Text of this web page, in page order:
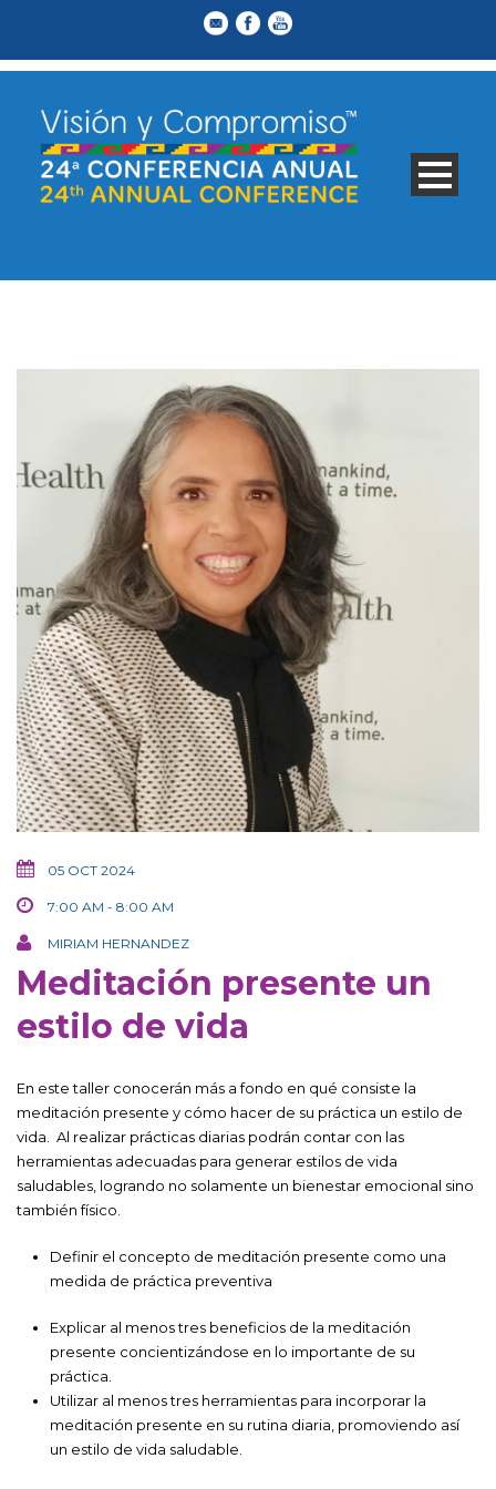
05 OCT 2024
7:00 AM - 8:00 AM
MIRIAM HERNANDEZ
Meditación presente un
estilo de vida
En este taller conocerán más a fondo en qué consiste la
meditación presente y cómo hacer de su práctica un estilo de
vida. Al realizar prácticas diarias podrán contar con las
herramientas adecuadas para generar estilos de vida
saludables, logrando no solamente un bienestar emocional sino
también físico.
Definir el concepto de meditación presente como una
medida de práctica preventiva
Explicar al menos tres beneficios de la meditación
presente concientizándose en lo importante de su
práctica.
Utilizar al menos tres herramientas para incorporar la
meditación presente en su rutina diaria, promoviendo así
un estilo de vida saludable.